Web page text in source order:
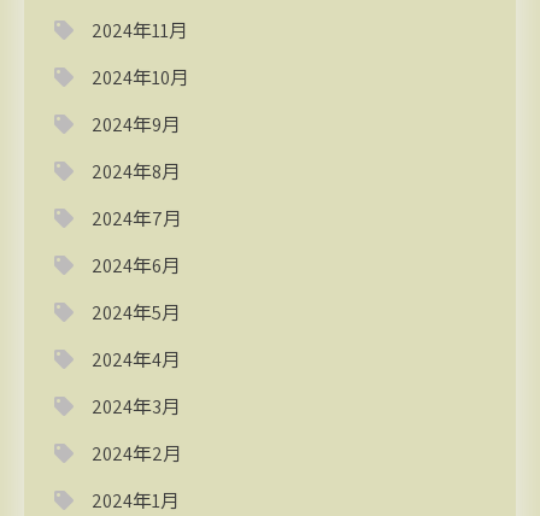
2024年11月
2024年10月
2024年9月
2024年8月
2024年7月
2024年6月
2024年5月
2024年4月
2024年3月
2024年2月
2024年1月